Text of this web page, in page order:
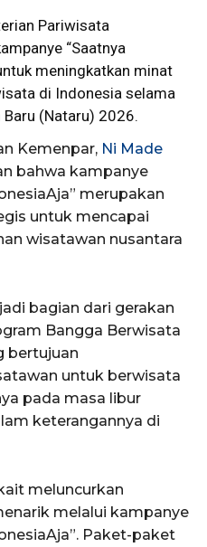
Pariwisata
“Saatnya
meningkatkan minat
di Indonesia selama
(Nataru) 2026.
Kemenpar, Ni Made
bahwa kampanye
merupakan
untuk mencapai
wisatawan nusantara
bagian dari gerakan
Bangga Berwisata
bertujuan
untuk berwisata
pada masa libur
keterangannya di
meluncurkan
melalui kampanye
Paket-paket